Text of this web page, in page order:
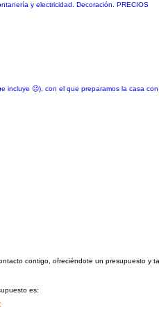
y electricidad. Decoración. PRECIOS
incluye 😉), con el que preparamos la casa con
contigo, ofreciéndote un presupuesto y
es: